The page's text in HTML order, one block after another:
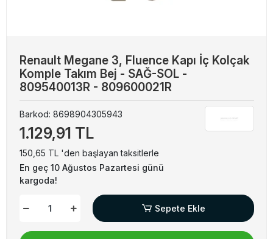
Renault Megane 3, Fluence Kapı İç Kolçak
Komple Takım Bej - SAĞ-SOL -
809540013R - 809600021R
Barkod: 8698904305943
1.129,91 TL
150,65 TL 'den başlayan taksitlerle
En geç 10 Ağustos Pazartesi günü
kargoda!
Sepete Ekle